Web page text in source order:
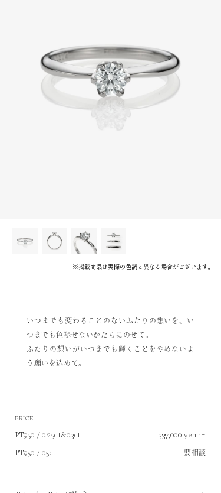
いつまでも変わることのないふたりの想いを、い
つまでも色褪せないかたちにのせて。
ふたりの想いがいつまでも輝くことをやめないよ
う願いを込めて。
PRICE
PT950 / 0.25ct&0.3ct 337,000 yen ～
PT950 / 0.5ct 要相談